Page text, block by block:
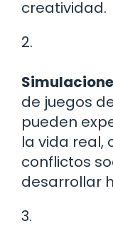
creatividad.
2.
de juegos
pueden
la vida real,
conflictos
desarrollar
3.